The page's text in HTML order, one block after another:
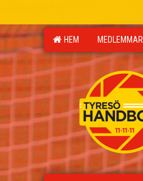
HEM MEDLEMMAR